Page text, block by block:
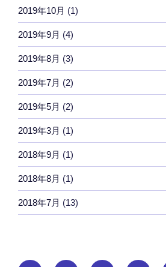
2019年10月 (1)
2019年9月 (4)
2019年8月 (3)
2019年7月 (2)
2019年5月 (2)
2019年3月 (1)
2018年9月 (1)
2018年8月 (1)
2018年7月 (13)